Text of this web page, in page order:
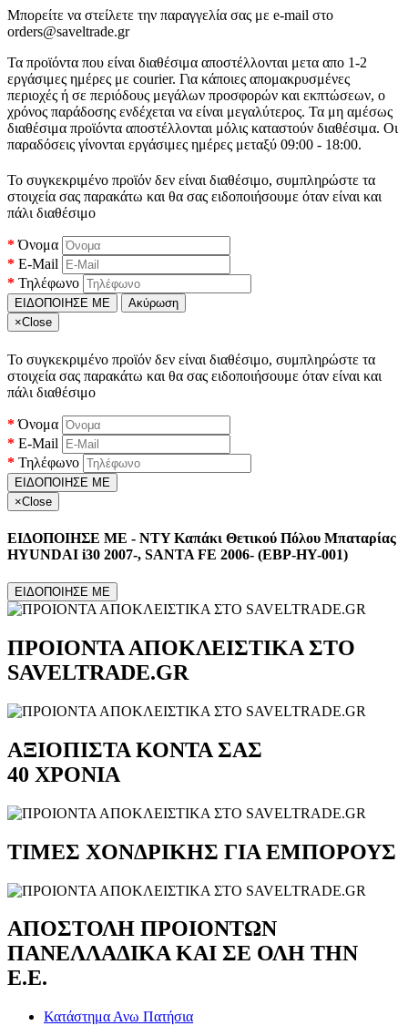
Μπορείτε να στείλετε την παραγγελία σας με e-mail στο
orders@saveltrade.gr
Τα προϊόντα που είναι διαθέσιμα αποστέλλονται μετα απο 1-2
εργάσιμες ημέρες με courier. Για κάποιες απομακρυσμένες
περιοχές ή σε περιόδους μεγάλων προσφορών και εκπτώσεων, ο
χρόνος παράδοσης ενδέχεται να είναι μεγαλύτερος. Τα μη αμέσως
διαθέσιμα προϊόντα αποστέλλονται μόλις καταστούν διαθέσιμα. Οι
παραδόσεις γίνονται εργάσιμες ημέρες μεταξύ 09:00 - 18:00.
Το συγκεκριμένο προϊόν δεν είναι διαθέσιμο, συμπληρώστε τα
στοιχεία σας παρακάτω και θα σας ειδοποιήσουμε όταν είναι και
πάλι διαθέσιμο
Όνομα
E-Mail
Τηλέφωνο
ΕΙΔΟΠΟΙΗΣΕ ΜΕ
Ακύρωση
×Close
Το συγκεκριμένο προϊόν δεν είναι διαθέσιμο, συμπληρώστε τα
στοιχεία σας παρακάτω και θα σας ειδοποιήσουμε όταν είναι και
πάλι διαθέσιμο
Όνομα
E-Mail
Τηλέφωνο
ΕΙΔΟΠΟΙΗΣΕ ΜΕ
×Close
ΕΙΔΟΠΟΙΗΣΕ ΜΕ - NTY Καπάκι Θετικού Πόλου Μπαταρίας
HYUNDAI i30 2007-, SANTA FE 2006- (EBP-HY-001)
ΕΙΔΟΠΟΙΗΣΕ ΜΕ
ΠΡΟΙΟΝΤΑ ΑΠΟΚΛΕΙΣΤΙΚΑ ΣΤΟ
SAVELTRADE.GR
ΑΞΙΟΠΙΣΤΑ ΚΟΝΤΑ ΣΑΣ
40 ΧΡΟΝΙΑ
ΤΙΜΕΣ ΧΟΝΔΡΙΚΗΣ ΓΙΑ ΕΜΠΟΡΟΥΣ
ΑΠΟΣΤΟΛΗ ΠΡΟΙΟΝΤΩΝ
ΠΑΝΕΛΛΑΔΙΚΑ ΚΑΙ ΣΕ ΟΛΗ ΤΗΝ
Ε.Ε.
Κατάστημα Ανω Πατήσια